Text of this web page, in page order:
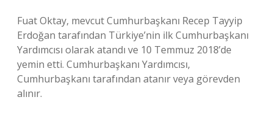
Fuat Oktay, mevcut Cumhurbaşkanı Recep Tayyip
Erdoğan tarafından Türkiye’nin ilk Cumhurbaşkanı
Yardımcısı olarak atandı ve 10 Temmuz 2018’de
yemin etti. Cumhurbaşkanı Yardımcısı,
Cumhurbaşkanı tarafından atanır veya görevden
alınır.